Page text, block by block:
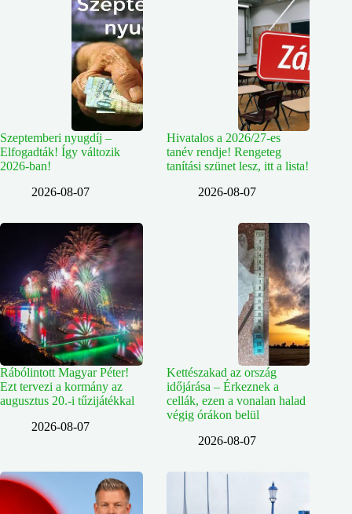
Szeptemberi nyugdíj –
Elfogadták! Így változik
2026-ban!
2026-08-07
Hivatalos a 2026/27-es
tanév rendje! Rengeteg
tanítási szünet lesz, itt a lista!
2026-08-07
Rábólintott Magyar Péter!
Ezt tervezi a kormány az
augusztus 20.-i tűzijátékkal
2026-08-07
Kettészakad az ország
időjárása – Érkeznek a
cellák, ezen a vonalan halad
végig órákon belül
2026-08-07